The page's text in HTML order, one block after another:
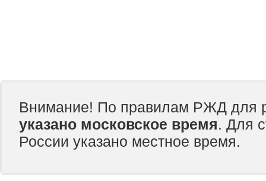
Внимание! По правилам РЖД для
указано московское время. Для
России указано местное время.